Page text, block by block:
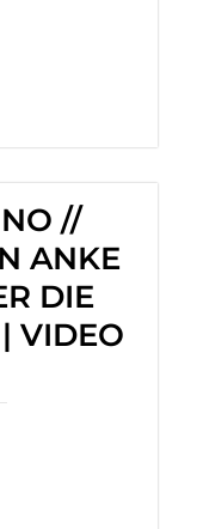
//
ANKE
DIE
VIDEO